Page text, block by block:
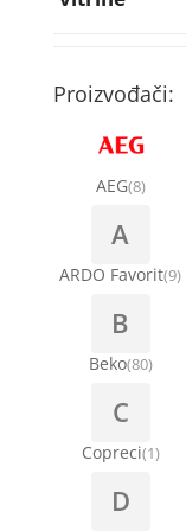
Ručice za
Šarke za veš
Stakla i okviri
Termostati i
Točkići za sudo
Kompresori za
Kondenz creva
Nosači za klimu
Ostali
Proizvođači:
AEG(8)
A
ARDO Favorit(9)
B
Beko(80)
C
Copreci(1)
D